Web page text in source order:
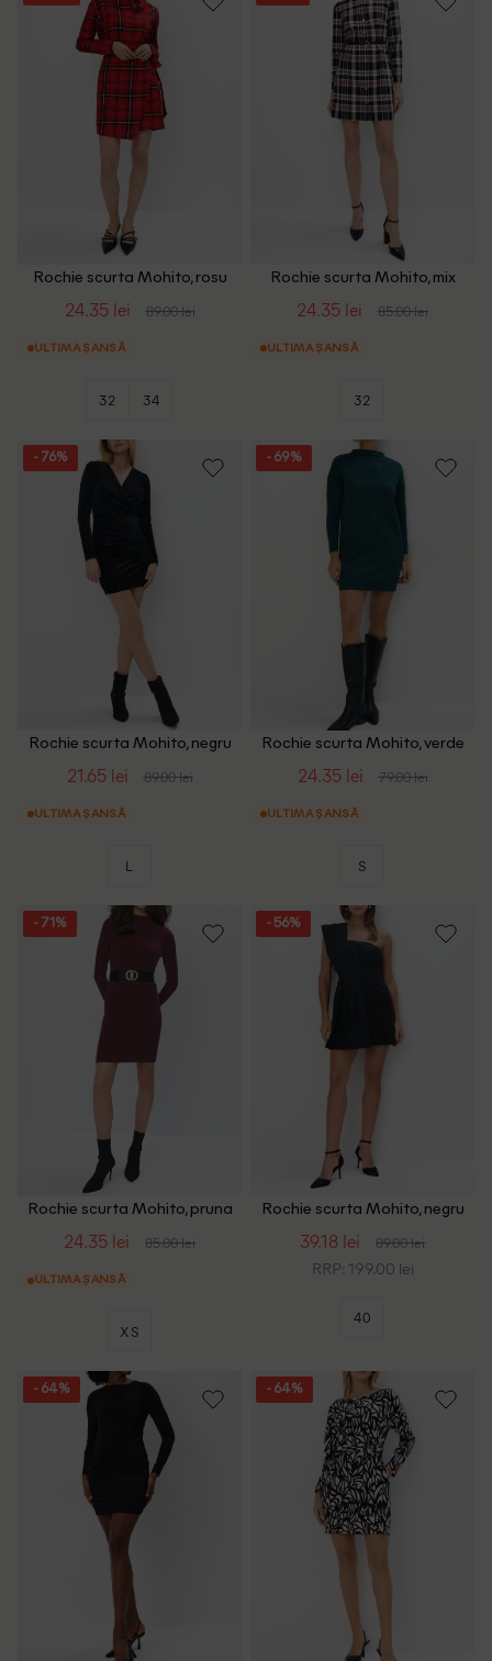
Rochie scurta Mohito, rosu
24.35 lei 89.00 lei
ULTIMA ȘANSĂ
32 34
Rochie scurta Mohito, mix
24.35 lei 85.00 lei
ULTIMA ȘANSĂ
32
- 76%
Rochie scurta Mohito, negru
21.65 lei 89.00 lei
ULTIMA ȘANSĂ
L
- 69%
Rochie scurta Mohito, verde
24.35 lei 79.00 lei
ULTIMA ȘANSĂ
S
- 71%
Rochie scurta Mohito, pruna
24.35 lei 85.00 lei
ULTIMA ȘANSĂ
XS
- 56%
Rochie scurta Mohito, negru
39.18 lei 89.00 lei
RRP: 199.00 lei
40
- 64% - 64%